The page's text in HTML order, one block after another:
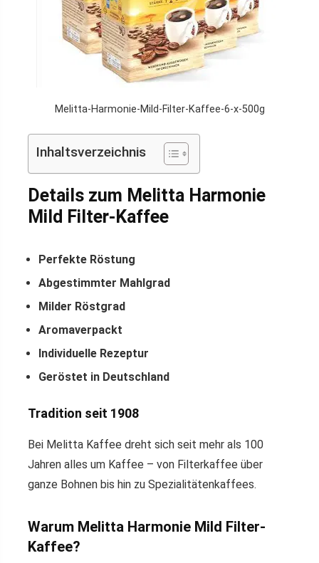
Melitta-Harmonie-Mild-Filter-Kaffee-6-x-500g
Inhaltsverzeichnis
Details zum Melitta Harmonie
Mild Filter-Kaffee
Perfekte Röstung
Abgestimmter Mahlgrad
Milder Röstgrad
Aromaverpackt
Individuelle Rezeptur
Geröstet in Deutschland
Tradition seit 1908
Bei Melitta Kaffee dreht sich seit mehr als 100
Jahren alles um Kaffee – von Filterkaffee über
ganze Bohnen bis hin zu Spezialitätenkaffees.
Warum Melitta Harmonie Mild Filter-
Kaffee?